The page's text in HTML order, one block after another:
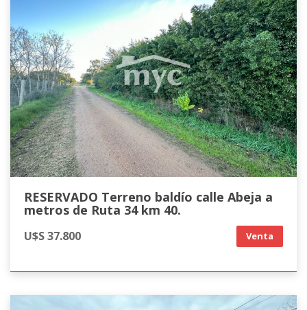
RESERVADO Terreno baldío calle Abeja a
metros de Ruta 34 km 40.
U$S 37.800 Venta